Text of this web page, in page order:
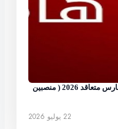
النتائج النهائية للالتحاق بمنصب شغل حارس متعاقد 2026 ( منصبين
22 يوليو 2026